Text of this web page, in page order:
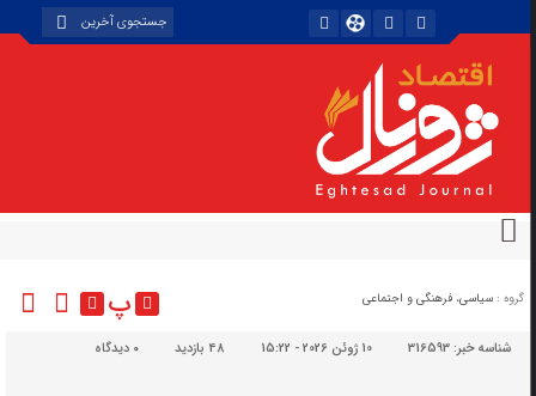
گروه : سیاسی، فرهنگی و اجتماعی پ
شناسه خبر:316593 10 ژوئن 2026 - 15:22 48 بازدید دیدگاه